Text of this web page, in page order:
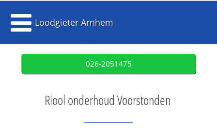
Loodgieter Arnhem
026-2051475
Riool onderhoud Voorstonden